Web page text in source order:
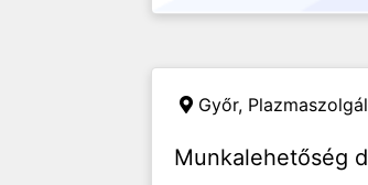
Győr,
Munkalehetőség